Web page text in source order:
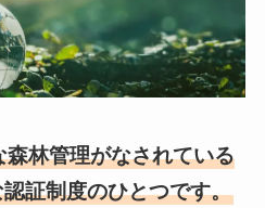
林管理がなされている
証制度のひとつです。